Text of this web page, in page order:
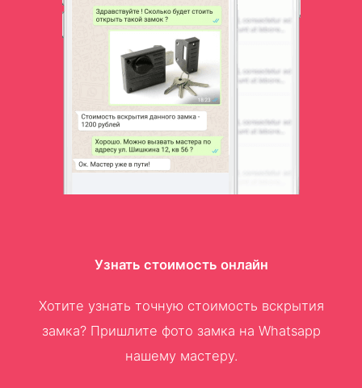
Узнать стоимость онлайн
Хотите узнать точную стоимость вскрытия
замка? Пришлите фото замка на Whatsapp
нашему мастеру.